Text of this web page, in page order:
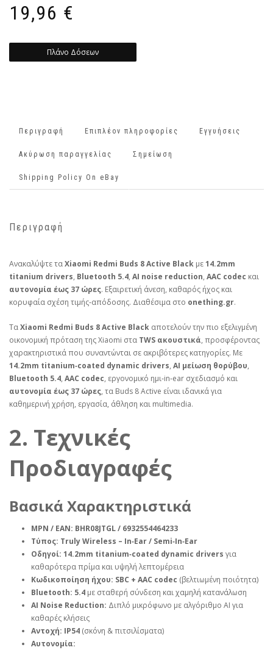
19,96 €
Πλάνο Δόσεων
Περιγραφή Επιπλέον πληροφορίες Εγγυήσεις
Ακύρωση παραγγελίας Σημείωση
Shipping Policy On eBay
Περιγραφή
Ανακαλύψτε ταXiaomi Redmi Buds 8 Active Black με14.2mm
titanium drivers, Bluetooth 5.4, AI noise reduction, AAC codec και
αυτονομία έως 37 ώρες. Εξαιρετική άνεση, καθαρός ήχος και
κορυφαία σχέση τιμής‑απόδοσης. Διαθέσιμα στο onething.gr.
ΤαXiaomi Redmi Buds 8 Active Black αποτελούν την πιο εξελιγμένη
οικονομική πρόταση της Xiaomi στα TWS ακουστικά, προσφέροντας
χαρακτηριστικά που συναντώνται σε ακριβότερες κατηγορίες. Με
14.2mm titanium‑coated dynamic drivers, AI μείωση θορύβου,
Bluetooth 5.4, AAC codec, εργονομικό ημι‑in‑ear σχεδιασμό και
αυτονομία έως 37 ώρες, τα Buds 8 Active είναι ιδανικά για
καθημερινή χρήση, εργασία, άθληση και multimedia.
2. Τεχνικές
Προδιαγραφές
Βασικά Χαρακτηριστικά
MPN / EAN: BHR08JTGL / 6932554464233
Τύπος: Truly Wireless – In‑Ear / Semi‑In‑Ear
Οδηγοί: 14.2mm titanium‑coated dynamic drivers για
καθαρότερα πρίμα και υψηλή λεπτομέρεια
Κωδικοποίηση ήχου: SBC + AAC codec (βελτιωμένη ποιότητα)
Bluetooth: 5.4 με σταθερή σύνδεση και χαμηλή κατανάλωση
AI Noise Reduction: Διπλό μικρόφωνο με αλγόριθμο AI για
καθαρές κλήσεις
Αντοχή: IP54 (σκόνη & πιτσιλίσματα)
Αυτονομία: